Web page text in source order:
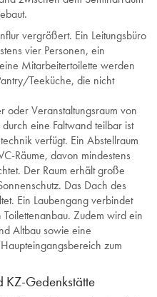
vergrößert. Ein Leitungsbüro
vier Personen, ein
Mitarbeitertoilette werden
Teeküche, die nicht
oder Veranstaltungsraum von
eine Faltwand teilbar ist
verfügt. Ein Abstellraum
Räume, davon mindestens
Der Raum erhält große
Das Dach des
Ein Laubengang verbindet
Zudem wird ein
Altbau sowie eine
zum
KZ-Gedenkstätte